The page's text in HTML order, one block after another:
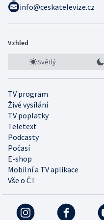
info@ceskatelevize.cz
Vzhled
Světlý
TV program
Živé vysílání
TV poplatky
Teletext
Podcasty
Počasí
E-shop
Mobilní a TV aplikace
Vše o ČT